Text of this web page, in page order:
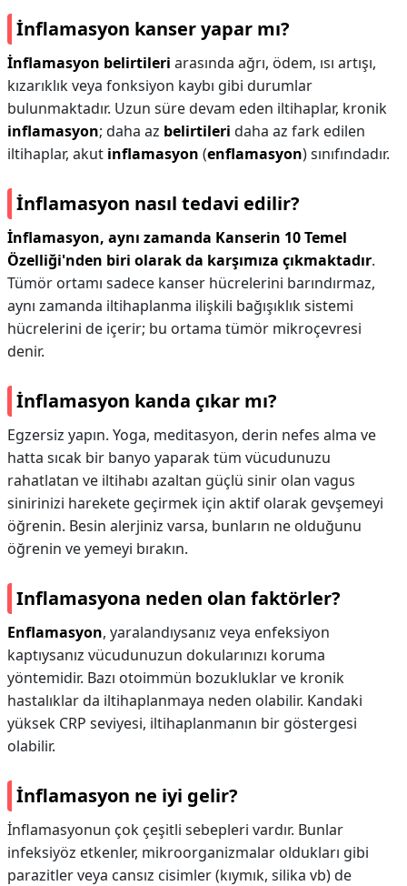
İnflamasyon kanser yapar mı?
İnflamasyon belirtileri arasında ağrı, ödem, ısı artışı,
kızarıklık veya fonksiyon kaybı gibi durumlar
bulunmaktadır. Uzun süre devam eden iltihaplar, kronik
inflamasyon; daha az belirtileri daha az fark edilen
iltihaplar, akut inflamasyon (enflamasyon) sınıfındadır.
İnflamasyon nasıl tedavi edilir?
İnflamasyon, aynı zamanda Kanserin 10 Temel
Özelliği'nden biri olarak da karşımıza çıkmaktadır.
Tümör ortamı sadece kanser hücrelerini barındırmaz,
aynı zamanda iltihaplanma ilişkili bağışıklık sistemi
hücrelerini de içerir; bu ortama tümör mikroçevresi
denir.
İnflamasyon kanda çıkar mı?
Egzersiz yapın. Yoga, meditasyon, derin nefes alma ve
hatta sıcak bir banyo yaparak tüm vücudunuzu
rahatlatan ve iltihabı azaltan güçlü sinir olan vagus
sinirinizi harekete geçirmek için aktif olarak gevşemeyi
öğrenin. Besin alerjiniz varsa, bunların ne olduğunu
öğrenin ve yemeyi bırakın.
Inflamasyona neden olan faktörler?
Enflamasyon, yaralandıysanız veya enfeksiyon
kaptıysanız vücudunuzun dokularınızı koruma
yöntemidir. Bazı otoimmün bozukluklar ve kronik
hastalıklar da iltihaplanmaya neden olabilir. Kandaki
yüksek CRP seviyesi, iltihaplanmanın bir göstergesi
olabilir.
İnflamasyon ne iyi gelir?
İnflamasyonun çok çeşitli sebepleri vardır. Bunlar
infeksiyöz etkenler, mikroorganizmalar oldukları gibi
parazitler veya cansız cisimler (kıymık, silika vb) de